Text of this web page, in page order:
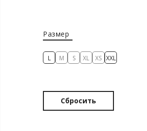
Размер
L M S XL XS XXL
Сбросить